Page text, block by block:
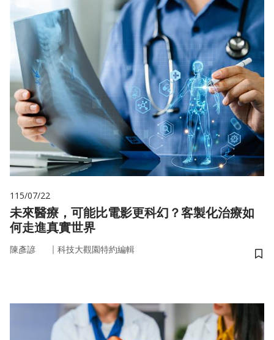
115/07/22
未來醫療，可能比電影更科幻？客製化治療如
何走進真實世界
陳彥諺 ｜ 科技大觀園特約編輯
儲